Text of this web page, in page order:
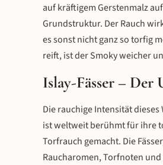
auf kräftigem Gerstenmalz
Grundstruktur. Der Rauch
es sonst nicht ganz so torfig
reift, ist der Smoky weicher
Islay-Fässer – Der
Die rauchige Intensität
ist weltweit berühmt für ihre
Torfrauch gemacht. Die
Raucharomen, Torfnoten